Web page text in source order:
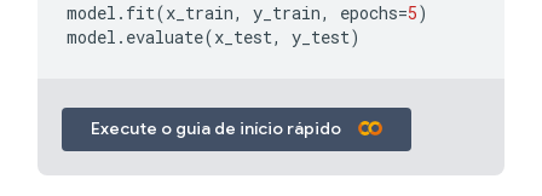
model . fit(x_train, y_train, epochs=5)
model . evaluate(x_test, y_test)
Execute o guia de início rápido